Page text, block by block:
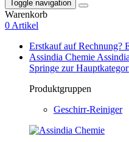
Toggle navigation
Warenkorb
0 Artikel
Erstkauf auf Rechnung?
Assindia Chemie
Springe zur
Produktgruppen
Geschirr-Reiniger